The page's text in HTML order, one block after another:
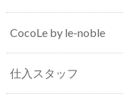
CocoLe by le-noble
仕入スタッフ